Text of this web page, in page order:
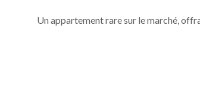
Un appartement rare sur le marché,